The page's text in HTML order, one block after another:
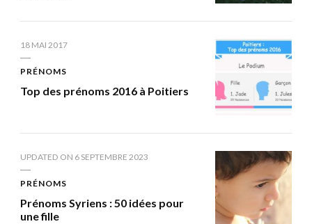
18 MAI 2017
PRÉNOMS
Top des prénoms 2016 à Poitiers
UPDATED ON 6 SEPTEMBRE 2023
PRÉNOMS
Prénoms Syriens : 50 idées pour
une fille